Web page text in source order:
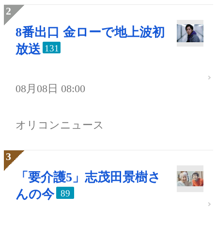
8番出口 金ローで地上波初
放送 131
08月08日 08:00
オリコンニュース
「要介護5」志茂田景樹さ
んの今
89